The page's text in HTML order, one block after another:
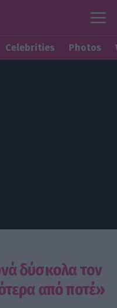
Celebrities Photos
δύσκολα τον
από ποτέ»